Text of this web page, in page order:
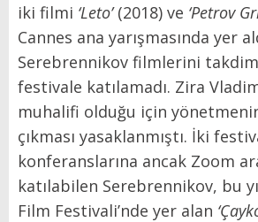
iki filmi ‘Leto’ (2018) ve ‘Petrov
Cannes ana yarışmasında yer
Serebrennikov filmlerini
festivale katılamadı. Zira
muhalifi olduğu için
çıkması yasaklanmıştı. İki
konferanslarına ancak Zoom
katılabilen Serebrennikov, bu
Film Festivali’nde yer alan